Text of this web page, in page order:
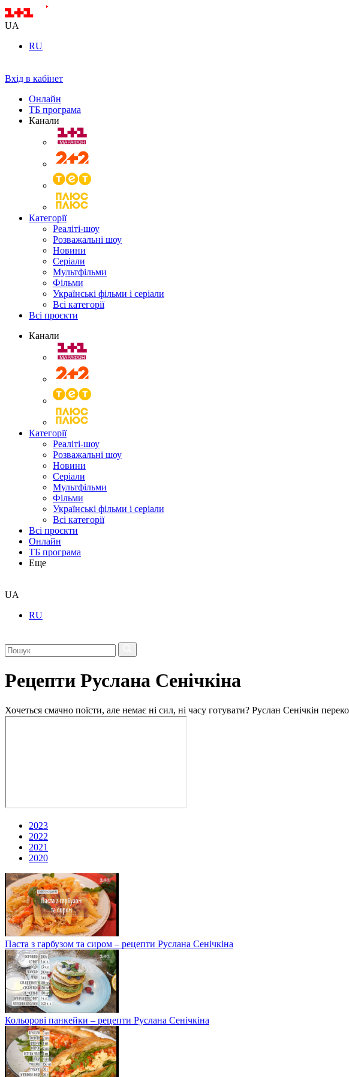
UA
RU
Вхід в кабінет
Онлайн
ТБ програма
Канали
Категорії
Реаліті-шоу
Розважальні шоу
Новини
Серіали
Мультфільми
Фільми
Українські фільми і серіали
Всі категорії
Всі проєкти
Канали
Категорії
Реаліті-шоу
Розважальні шоу
Новини
Серіали
Мультфільми
Фільми
Українські фільми і серіали
Всі категорії
Всі проєкти
Онлайн
ТБ програма
Еще
UA
RU
Рецепти Руслана Сенічкіна
Хочеться смачно поїсти, але немає ні сил, ні часу готувати? Руслан Сенічкін
2023
2022
2021
2020
Паста з гарбузом та сиром – рецепти Руслана Сенічкіна
Кольорові панкейки – рецепти Руслана Сенічкіна